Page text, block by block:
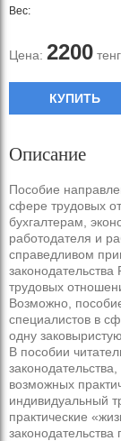
Вес:
Цена: 2200
КУПИТЬ
Описание
Пособие
сфере трудовых
бухгалтерам,
работодателя и
справедливом
законодательства
трудовых
Возможно,
специалистов в
одну
В пособии
возможных
индивидуальный
практические